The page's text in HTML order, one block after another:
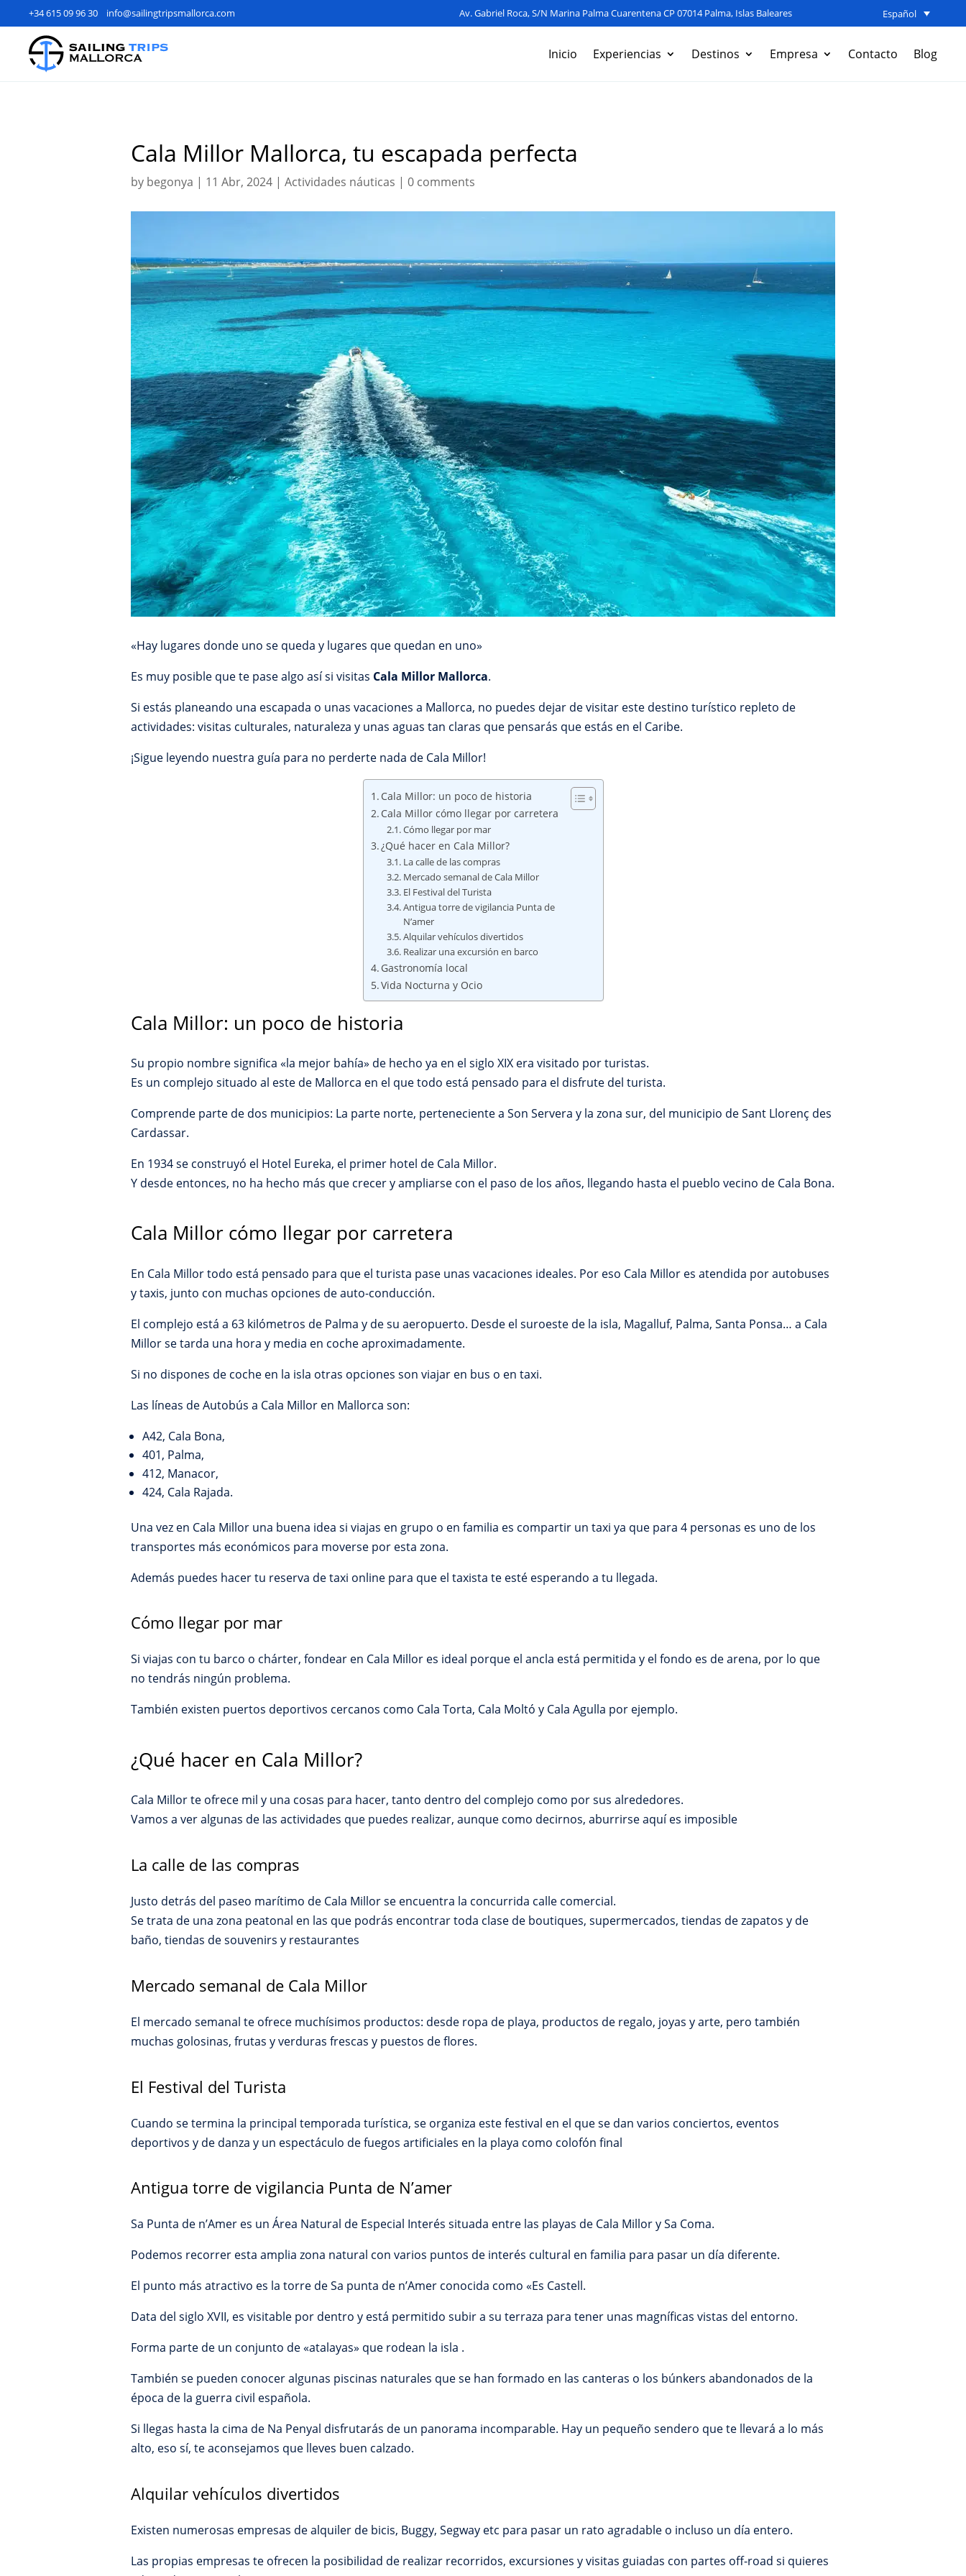
+34 615 09 96 30 info@sailingtripsmallorca.com Av. Gabriel Roca, S/N Marina Palma Cuarentena CP 07014 Palma, Islas Baleares Español
Inicio Experiencias Destinos Empresa Contacto Blog
Cala Millor Mallorca, tu escapada perfecta
by begonya | 11 Abr, 2024 | Actividades náuticas | 0 comments
«Hay lugares donde uno se queda y lugares que quedan en uno»
Es muy posible que te pase algo así si visitas Cala Millor Mallorca.
Si estás planeando una escapada o unas vacaciones a Mallorca, no puedes dejar de visitar este destino turístico repleto de
actividades: visitas culturales, naturaleza y unas aguas tan claras que pensarás que estás en el Caribe.
¡Sigue leyendo nuestra guía para no perderte nada de Cala Millor!
Cala Millor: un poco de historia
Cala Millor cómo llegar por carretera
Cómo llegar por mar
¿Qué hacer en Cala Millor?
La calle de las compras
Mercado semanal de Cala Millor
El Festival del Turista
Antigua torre de vigilancia Punta de
N’amer
Alquilar vehículos divertidos
Realizar una excursión en barco
Gastronomía local
Vida Nocturna y Ocio
Cala Millor: un poco de historia
Su propio nombre significa «la mejor bahía» de hecho ya en el siglo XIX era visitado por turistas.
Es un complejo situado al este de Mallorca en el que todo está pensado para el disfrute del turista.
Comprende parte de dos municipios: La parte norte, perteneciente a Son Servera y la zona sur, del municipio de Sant Llorenç des
Cardassar.
En 1934 se construyó el Hotel Eureka, el primer hotel de Cala Millor.
Y desde entonces, no ha hecho más que crecer y ampliarse con el paso de los años, llegando hasta el pueblo vecino de Cala Bona.
Cala Millor cómo llegar por carretera
En Cala Millor todo está pensado para que el turista pase unas vacaciones ideales. Por eso Cala Millor es atendida por autobuses
y taxis, junto con muchas opciones de auto-conducción.
El complejo está a 63 kilómetros de Palma y de su aeropuerto. Desde el suroeste de la isla, Magalluf, Palma, Santa Ponsa… a Cala
Millor se tarda una hora y media en coche aproximadamente.
Si no dispones de coche en la isla otras opciones son viajar en bus o en taxi.
Las líneas de Autobús a Cala Millor en Mallorca son:
A42, Cala Bona,
401, Palma,
412, Manacor,
424, Cala Rajada.
Una vez en Cala Millor una buena idea si viajas en grupo o en familia es compartir un taxi ya que para 4 personas es uno de los
transportes más económicos para moverse por esta zona.
Además puedes hacer tu reserva de taxi online para que el taxista te esté esperando a tu llegada.
Cómo llegar por mar
Si viajas con tu barco o chárter, fondear en Cala Millor es ideal porque el ancla está permitida y el fondo es de arena, por lo que
no tendrás ningún problema.
También existen puertos deportivos cercanos como Cala Torta, Cala Moltó y Cala Agulla por ejemplo.
¿Qué hacer en Cala Millor?
Cala Millor te ofrece mil y una cosas para hacer, tanto dentro del complejo como por sus alrededores.
Vamos a ver algunas de las actividades que puedes realizar, aunque como decirnos, aburrirse aquí es imposible
La calle de las compras
Justo detrás del paseo marítimo de Cala Millor se encuentra la concurrida calle comercial.
Se trata de una zona peatonal en las que podrás encontrar toda clase de boutiques, supermercados, tiendas de zapatos y de
baño, tiendas de souvenirs y restaurantes
Mercado semanal de Cala Millor
El mercado semanal te ofrece muchísimos productos: desde ropa de playa, productos de regalo, joyas y arte, pero también
muchas golosinas, frutas y verduras frescas y puestos de flores.
El Festival del Turista
Cuando se termina la principal temporada turística, se organiza este festival en el que se dan varios conciertos, eventos
deportivos y de danza y un espectáculo de fuegos artificiales en la playa como colofón final
Antigua torre de vigilancia Punta de N’amer
Sa Punta de n’Amer es un Área Natural de Especial Interés situada entre las playas de Cala Millor y Sa Coma.
Podemos recorrer esta amplia zona natural con varios puntos de interés cultural en familia para pasar un día diferente.
El punto más atractivo es la torre de Sa punta de n’Amer conocida como «Es Castell.
Data del siglo XVII, es visitable por dentro y está permitido subir a su terraza para tener unas magníficas vistas del entorno.
Forma parte de un conjunto de «atalayas» que rodean la isla .
También se pueden conocer algunas piscinas naturales que se han formado en las canteras o los búnkers abandonados de la
época de la guerra civil española.
Si llegas hasta la cima de Na Penyal disfrutarás de un panorama incomparable. Hay un pequeño sendero que te llevará a lo más
alto, eso sí, te aconsejamos que lleves buen calzado.
Alquilar vehículos divertidos
Existen numerosas empresas de alquiler de bicis, Buggy, Segway etc para pasar un rato agradable o incluso un día entero.
Las propias empresas te ofrecen la posibilidad de realizar recorridos, excursiones y visitas guiadas con partes off-road si quieres